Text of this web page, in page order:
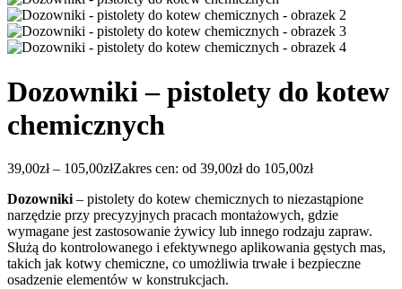
Dozowniki – pistolety do kotew
chemicznych
39,00zł – 105,00złZakres cen: od 39,00zł do 105,00zł
Dozowniki – pistolety do kotew chemicznych to niezastąpione
narzędzie przy precyzyjnych pracach montażowych, gdzie
wymagane jest zastosowanie żywicy lub innego rodzaju zapraw.
Służą do kontrolowanego i efektywnego aplikowania gęstych mas,
takich jak kotwy chemiczne, co umożliwia trwałe i bezpieczne
osadzenie elementów w konstrukcjach.